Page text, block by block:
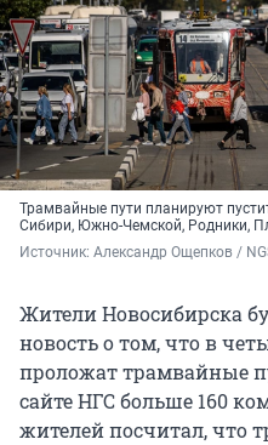
Трамвайные пути планируют
Сибири, Южно-Чемской, Родники,
Источник: Александр Ощепков /
Жители Новосибирска
новость о том, что в
проложат трамвайные
сайте НГС больше 160
жителей посчитал, что